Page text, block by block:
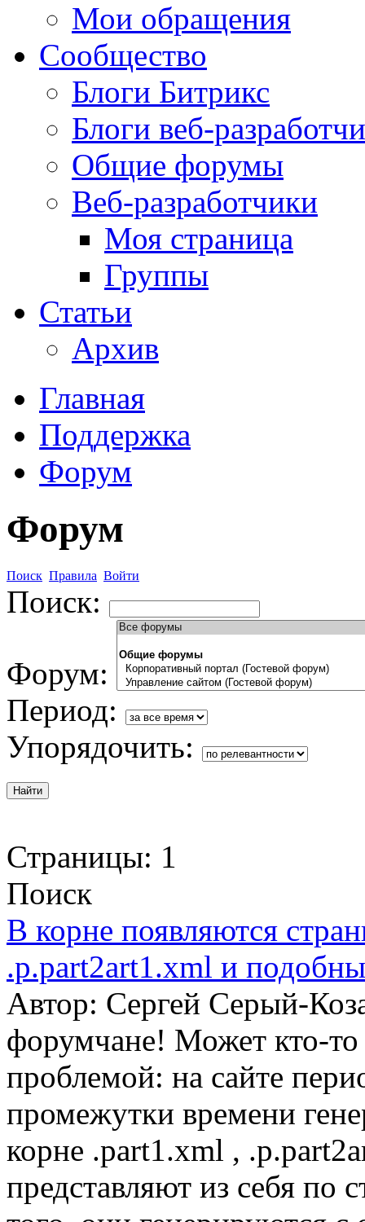
Мои обращения
Сообщество
Блоги Битрикс
Блоги веб-
Общие форумы
Веб-разработчики
Моя страница
Группы
Статьи
Архив
Главная
Поддержка
Форум
Форум
Поиск Правила Войти
Поиск:
Форум:
Период:
Упорядочить:
Страницы: 1
Поиск
В корне появляются
.p.part2art1.xml и
Автор: Сергей Серый-
форумчане! Может кто-то
проблемой: на сайте
промежутки времени
корне .part1.xml ,
представляют из себя по